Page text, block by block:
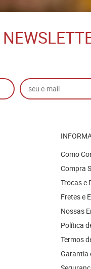
Como
Compra
Trocas e
Fretes e
Nossas
Política
Termos
Garantia